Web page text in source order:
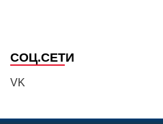
СОЦ.СЕТИ
VK